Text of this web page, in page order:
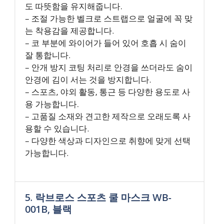
도 따뜻함을 유지해줍니다.
– 조절 가능한 벨크로 스트랩으로 얼굴에 꼭 맞
는 착용감을 제공합니다.
– 코 부분에 와이어가 들어 있어 호흡 시 숨이
잘 통합니다.
– 안개 방지 코팅 처리로 안경을 쓰더라도 숨이
안경에 김이 서는 것을 방지합니다.
– 스포츠, 야외 활동, 통근 등 다양한 용도로 사
용 가능합니다.
– 고품질 소재와 견고한 제작으로 오래도록 사
용할 수 있습니다.
– 다양한 색상과 디자인으로 취향에 맞게 선택
가능합니다.
5. 락브로스 스포츠 쿨 마스크 WB-
001B, 블랙